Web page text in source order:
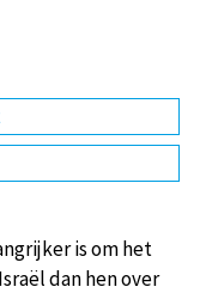
is om het
dan hen over